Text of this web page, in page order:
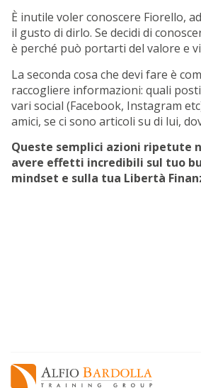
È inutile voler conoscere Fiorello,
il gusto di dirlo. Se decidi di
è perché può portarti del valore e
La seconda cosa che devi fare è
raccogliere informazioni: quali
vari social (Facebook, Instagram
amici, se ci sono articoli su di lui,
Queste semplici azioni ripetute
avere effetti incredibili sul tuo
mindset e sulla tua Libertà